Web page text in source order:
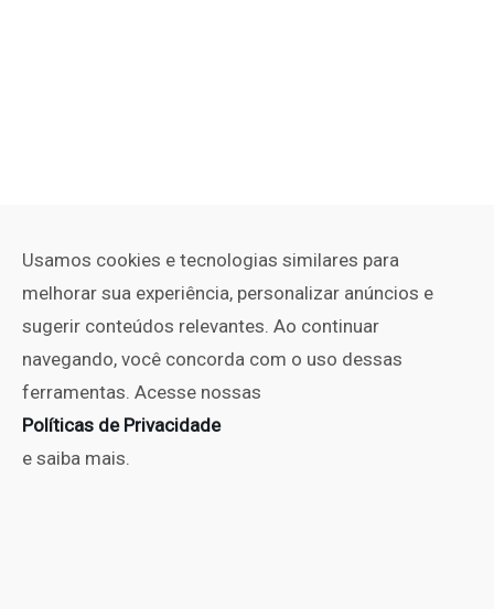
Usamos cookies e tecnologias similares para
melhorar sua experiência, personalizar anúncios e
sugerir conteúdos relevantes. Ao continuar
navegando, você concorda com o uso dessas
ferramentas. Acesse nossas
Políticas de Privacidade
e saiba mais.